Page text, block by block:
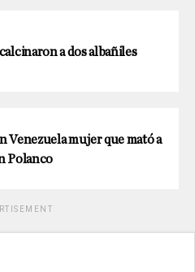
a dos albañiles
Venezuela mujer que mató a
Polanco